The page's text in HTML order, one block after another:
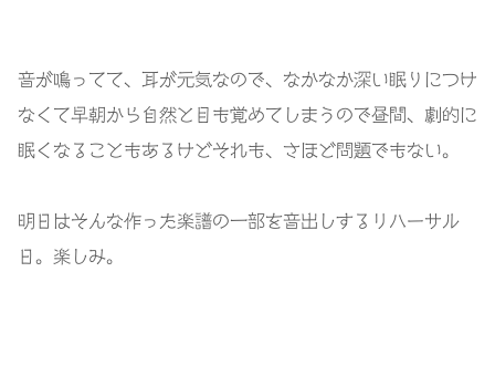
音が鳴ってて、耳が元気なので、なかなか深い眠りにつけ
なくて早朝から自然と目も覚めてしまうので昼間、劇的に
眠くなることもあるけどそれも、さほど問題でもない。
明日はそんな作った楽譜の一部を音出しするリハーサル
日。楽しみ。